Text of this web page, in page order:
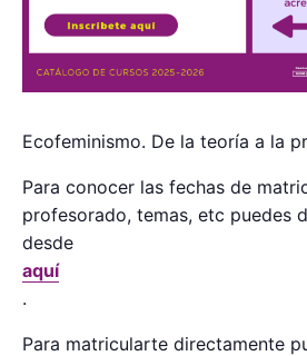
Ecofeminismo. De la teoría a la
Para conocer las fechas de
profesorado, temas, etc puedes
desde
aquí
.
Para matricularte directamente